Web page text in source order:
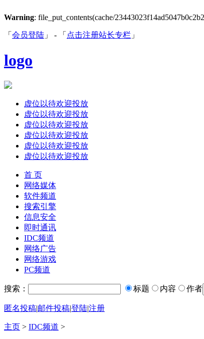
Warning: file_put_contents(cache/
「 会员登陆 」 - 「 点击注册站长专栏 」
logo
虚位以待欢迎投放
虚位以待欢迎投放
虚位以待欢迎投放
虚位以待欢迎投放
虚位以待欢迎投放
虚位以待欢迎投放
首 页
网络媒体
软件频道
搜索引擎
信息安全
即时通讯
IDC频道
网络广告
网络游戏
PC频道
搜索： 标题 内容 作者
匿名投稿|邮件投稿|登陆|注册
主页 > IDC频道 >